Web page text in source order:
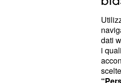
dati
i